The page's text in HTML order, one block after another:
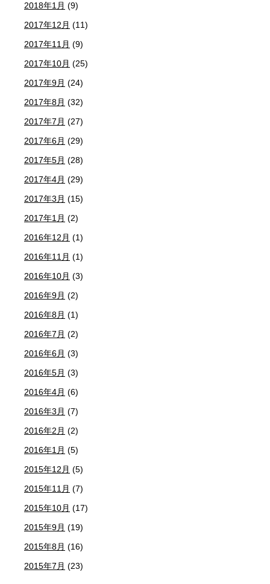
2018年1月 (9)
2017年12月 (11)
2017年11月 (9)
2017年10月 (25)
2017年9月 (24)
2017年8月 (32)
2017年7月 (27)
2017年6月 (29)
2017年5月 (28)
2017年4月 (29)
2017年3月 (15)
2017年1月 (2)
2016年12月 (1)
2016年11月 (1)
2016年10月 (3)
2016年9月 (2)
2016年8月 (1)
2016年7月 (2)
2016年6月 (3)
2016年5月 (3)
2016年4月 (6)
2016年3月 (7)
2016年2月 (2)
2016年1月 (5)
2015年12月 (5)
2015年11月 (7)
2015年10月 (17)
2015年9月 (19)
2015年8月 (16)
2015年7月 (23)